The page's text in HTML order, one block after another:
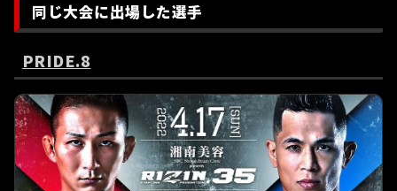
同じ大会に出場した選手
PRIDE.8